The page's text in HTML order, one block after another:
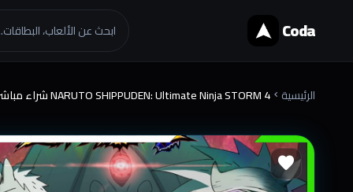
Coda ابحث عن الألعاب،
الرئيسية chevron_right NARUTO SHIPPUDEN: Ultimate Ninja STORM 4 شراء مباشرة
favorite